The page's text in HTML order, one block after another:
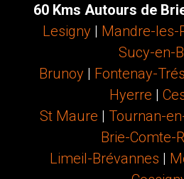
60 Kms Autours de
Lesigny | Mandre-les-
Sucy-en-
Brunoy | Fontenay-
Hyerre |
St Maure | Tournan-
Brie-Comte-
Limeil-Brévannes |